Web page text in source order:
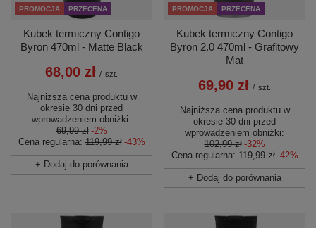
PROMOCJA PRZECENA
Kubek termiczny Contigo
Byron 470ml - Matte Black
68,00 zł / szt.
Najniższa cena produktu w
okresie 30 dni przed
wprowadzeniem obniżki:
69,99 zł -2%
Cena regularna:119,99 zł -43%
+ Dodaj do porównania
PROMOCJA PRZECENA
Kubek termiczny Contigo
Byron 2.0 470ml - Grafitowy
Mat
69,90 zł / szt.
Najniższa cena produktu w
okresie 30 dni przed
wprowadzeniem obniżki:
102,99 zł -32%
Cena regularna:119,99 zł -42%
+ Dodaj do porównania